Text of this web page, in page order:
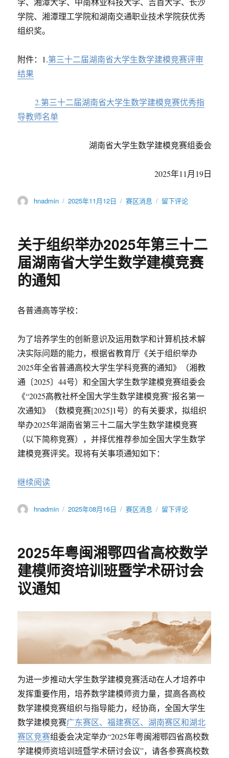
学院、湘潭理工学院和湖南交通职业技术学院获优秀
组织奖。
附件：1.第三十二届湖南省大学生数学建模竞赛评审
结果
2.第三十二届湖南省大学生数学建模竞赛优秀指
导教师名单
湖南省大学生数学建模竞赛组委会
2025年11月19日
作
hnadmin
发
2025年11月12日
分
赛区消息
于
二
届
湖
学
建
模
竞
赛
获
名
单
留下评论
关于组织举办2025年第三十二
届湖南省大学生数学建模竞赛
的通知
各普通高等学校：
为了培养学生的创新意识及运用数学和计算机技术解
决实际问题的能力，根据省教育厅《关于组织举办
2025年全省普通高校大学生学科竞赛的通知》（湘教
通〔2025〕44号）和全国大学生数学建模竞赛组委会
《“2025高教社杯全国大学生数学建模竞赛”报名第一
次通知》（数模竞赛[2025]1号）的有关要求，拟组织
举办2025年湖南省第三十二届大学生数学建模竞赛
（以下简称竞赛），并择优推荐参加全国大学生数学
建模竞赛评奖。现将有关事项通知如下：
继续阅读“关于组织举办2025年第三十二届湖南省大学生数
作
hnadmin
发
2025年08月16日
分
赛区消息
于
织
举
办
十
二
届
湖
省
大
生
数
学
建
模
留下评论
2025年粤闽湘鄂四省高校数学
建模师资培训班暨学术研讨会
议通知
为进一步推动大学生数学建模竞赛活动在人才培养中
发挥重要作用，培养数学建模师资力量，提高各高校
数学建模竞赛组织与指导能力，经协商，全国大学生
数学建模竞赛广东赛区、福建赛区、湖南赛区和湖北
赛区竞赛组委会决定举办“2025年粤闽湘鄂四省高校数
学建模师资培训班暨学术研讨会议”，请各参赛高校数